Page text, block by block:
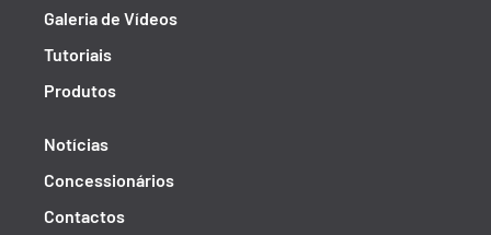
Galeria de Vídeos
Tutoriais
Produtos
Notícias
Concessionários
Contactos